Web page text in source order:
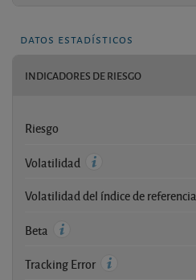
datos estadísticos
INDICADORES DE RIESGO
Riesgo
Volatilidad
Volatilidad del índice de referencia
Beta
Tracking Error